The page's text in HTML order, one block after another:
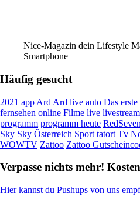
Nice-Magazin dein Lifestyle
Smartphone
Häufig gesucht
2021 app Ard Ard live auto Das erste
fernsehen online Filme live
programm programm heute RedSeven
Sky Sky Österreich Sport tatort Tv
WOWTV Zattoo Zattoo
Verpasse nichts mehr!
Hier kannst du Pushups von uns